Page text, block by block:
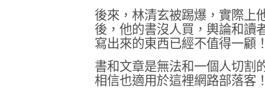
後來，林清玄被踢爆，實際上
後，他的書沒人買，輿論和讀
寫出來的東西已經不值得一顧
書和文章是無法和一個人切割
相信也適用於這裡網路部落客